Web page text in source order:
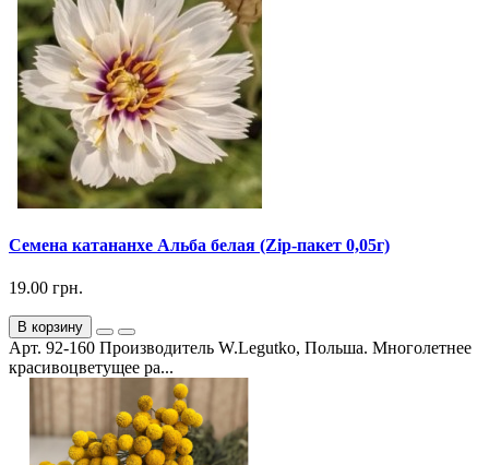
Семена катананхе Альба белая (Zip-пакет 0,05г)
19.00 грн.
В корзину
Арт. 92-160 Производитель W.Legutko, Польша. Многолетнее
красивоцветущее ра...